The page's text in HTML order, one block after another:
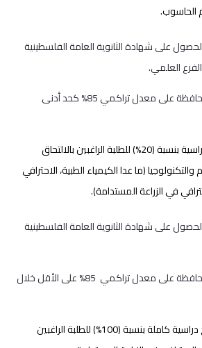
الحاسوب.
على شهادة الثانوية العامة الفلسطينية
المحافظة على معدل تراكمي 85% كحد أدنى
تقدم الجامعة منحًا دراسية بنسبة (20%) للطلبة الراغبين بالالتحاق
(ما عدا الكيمياء الطبية، الاحترافي
في الزراعة المستدامة).
على شهادة الثانوية العامة الفلسطينية
المحافظة على معدل تراكمي 85% على الأقل خلال
توفر الجامعة (5) منح دراسية كاملة بنسبة (100%) للطلبة الراغبين